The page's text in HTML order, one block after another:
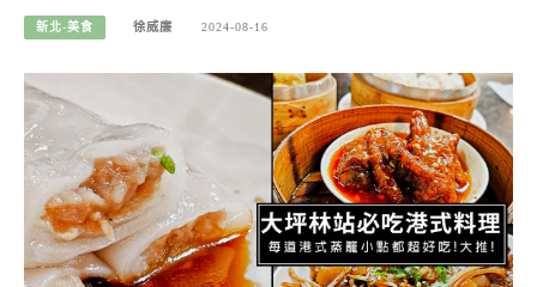
新北-美食 徐威廉 2024-08-16